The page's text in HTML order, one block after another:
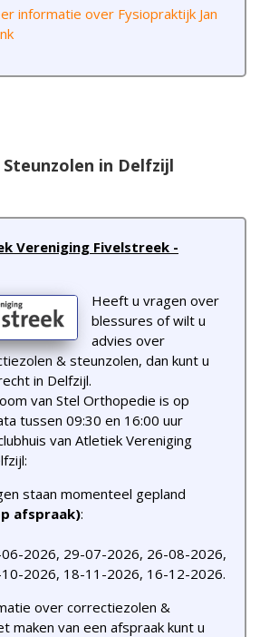
informatie over Fysiopraktijk Jan
in Delfzijl
Vereniging Fivelstreek -
Heeft u vragen over
blessures of wilt u
advies over
& steunzolen, dan kunt u
in Delfzijl.
van Stel Orthopedie is op
tussen 09:30 en 16:00 uur
van Atletiek Vereniging
staan momenteel gepland
afspraak):
2026, 29-07-2026, 26-08-2026,
2026, 18-11-2026, 16-12-2026.
over correctiezolen &
maken van een afspraak kunt u